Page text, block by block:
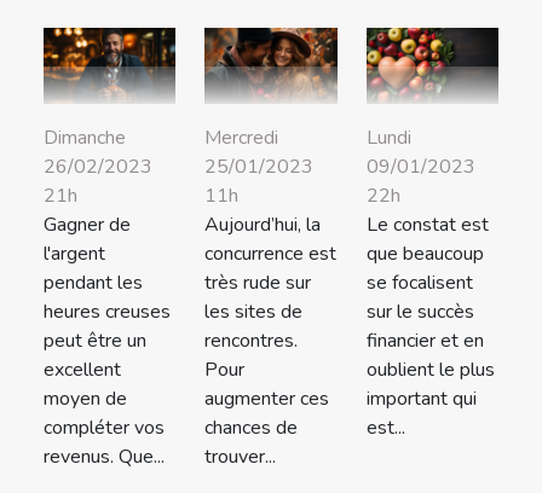
Dimanche
26/02/2023
21h
Gagner de
l'argent
pendant les
heures creuses
peut être un
excellent
moyen de
compléter vos
revenus. Que...
Mercredi
25/01/2023
11h
Aujourd’hui, la
concurrence est
très rude sur
les sites de
rencontres.
Pour
augmenter ces
chances de
trouver...
Lundi
09/01/2023
22h
Le constat est
que beaucoup
se focalisent
sur le succès
financier et en
oublient le plus
important qui
est...